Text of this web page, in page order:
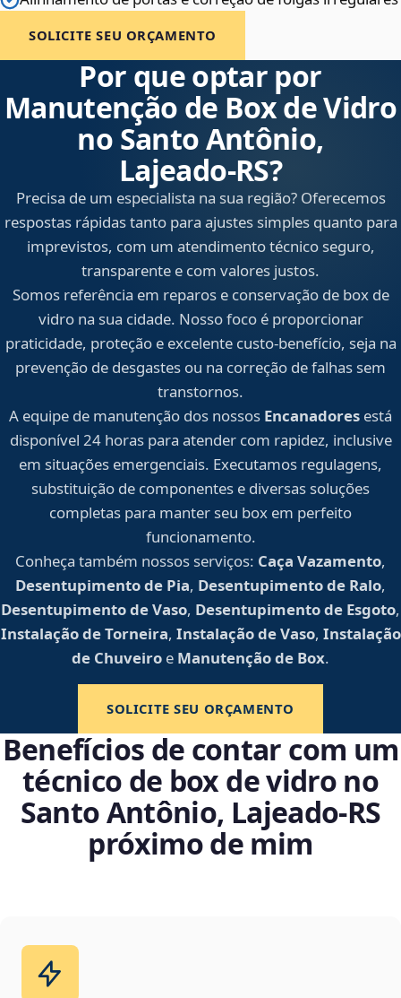
SOLICITE SEU ORÇAMENTO
Por que optar por
Manutenção de Box de Vidro
no Santo Antônio,
Lajeado‑RS?
Precisa de um especialista na sua região? Oferecemos
respostas rápidas tanto para ajustes simples quanto para
imprevistos, com um atendimento técnico seguro,
transparente e com valores justos.
Somos referência em reparos e conservação de box de
vidro na sua cidade. Nosso foco é proporcionar
praticidade, proteção e excelente custo-benefício, seja na
prevenção de desgastes ou na correção de falhas sem
transtornos.
A equipe de manutenção dos nossos Encanadores está
disponível 24 horas para atender com rapidez, inclusive
em situações emergenciais. Executamos regulagens,
substituição de componentes e diversas soluções
completas para manter seu box em perfeito
funcionamento.
Conheça também nossos serviços: Caça Vazamento,
Desentupimento de Pia, Desentupimento de Ralo,
Desentupimento de Vaso, Desentupimento de Esgoto,
Instalação de Torneira, Instalação de Vaso, Instalação
de Chuveiro e Manutenção de Box.
SOLICITE SEU ORÇAMENTO
Benefícios de contar com um
técnico de box de vidro no
Santo Antônio, Lajeado‑RS
próximo de mim